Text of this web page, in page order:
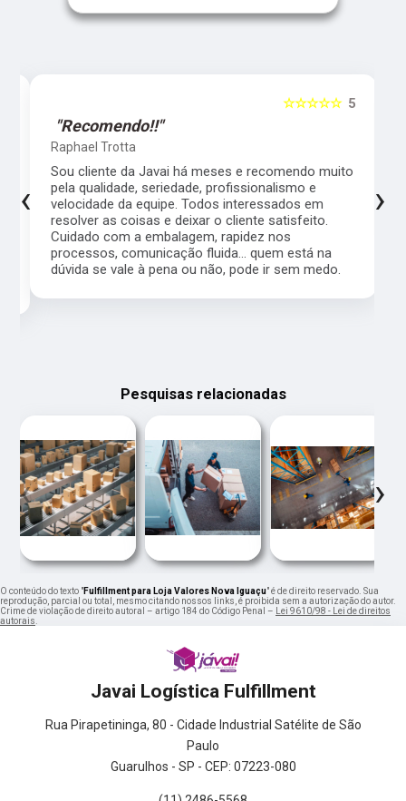
5
☆☆☆☆☆
"Recomendo!!"
Raphael Trotta
Sou cliente da Javai há meses e recomendo muito
pela qualidade, seriedade, profissionalismo e
velocidade da equipe. Todos interessados em
resolver as coisas e deixar o cliente satisfeito.
Cuidado com a embalagem, rapidez nos
processos, comunicação fluida... quem está na
dúvida se vale à pena ou não, pode ir sem medo.
‹ ›
Pesquisas relacionadas
‹ ›
O conteúdo do texto "Fulfillment para Loja Valores Nova Iguaçu" é de direito reservado. Sua
reprodução, parcial ou total, mesmo citando nossos links, é proibida sem a autorização do autor.
Crime de violação de direito autoral – artigo 184 do Código Penal –
Lei 9610/98 - Lei de direitos
autorais
Javai Logística Fulfillment
Rua Pirapetininga, 80 - Cidade Industrial Satélite de São
Paulo
Guarulhos - SP - CEP: 07223-080